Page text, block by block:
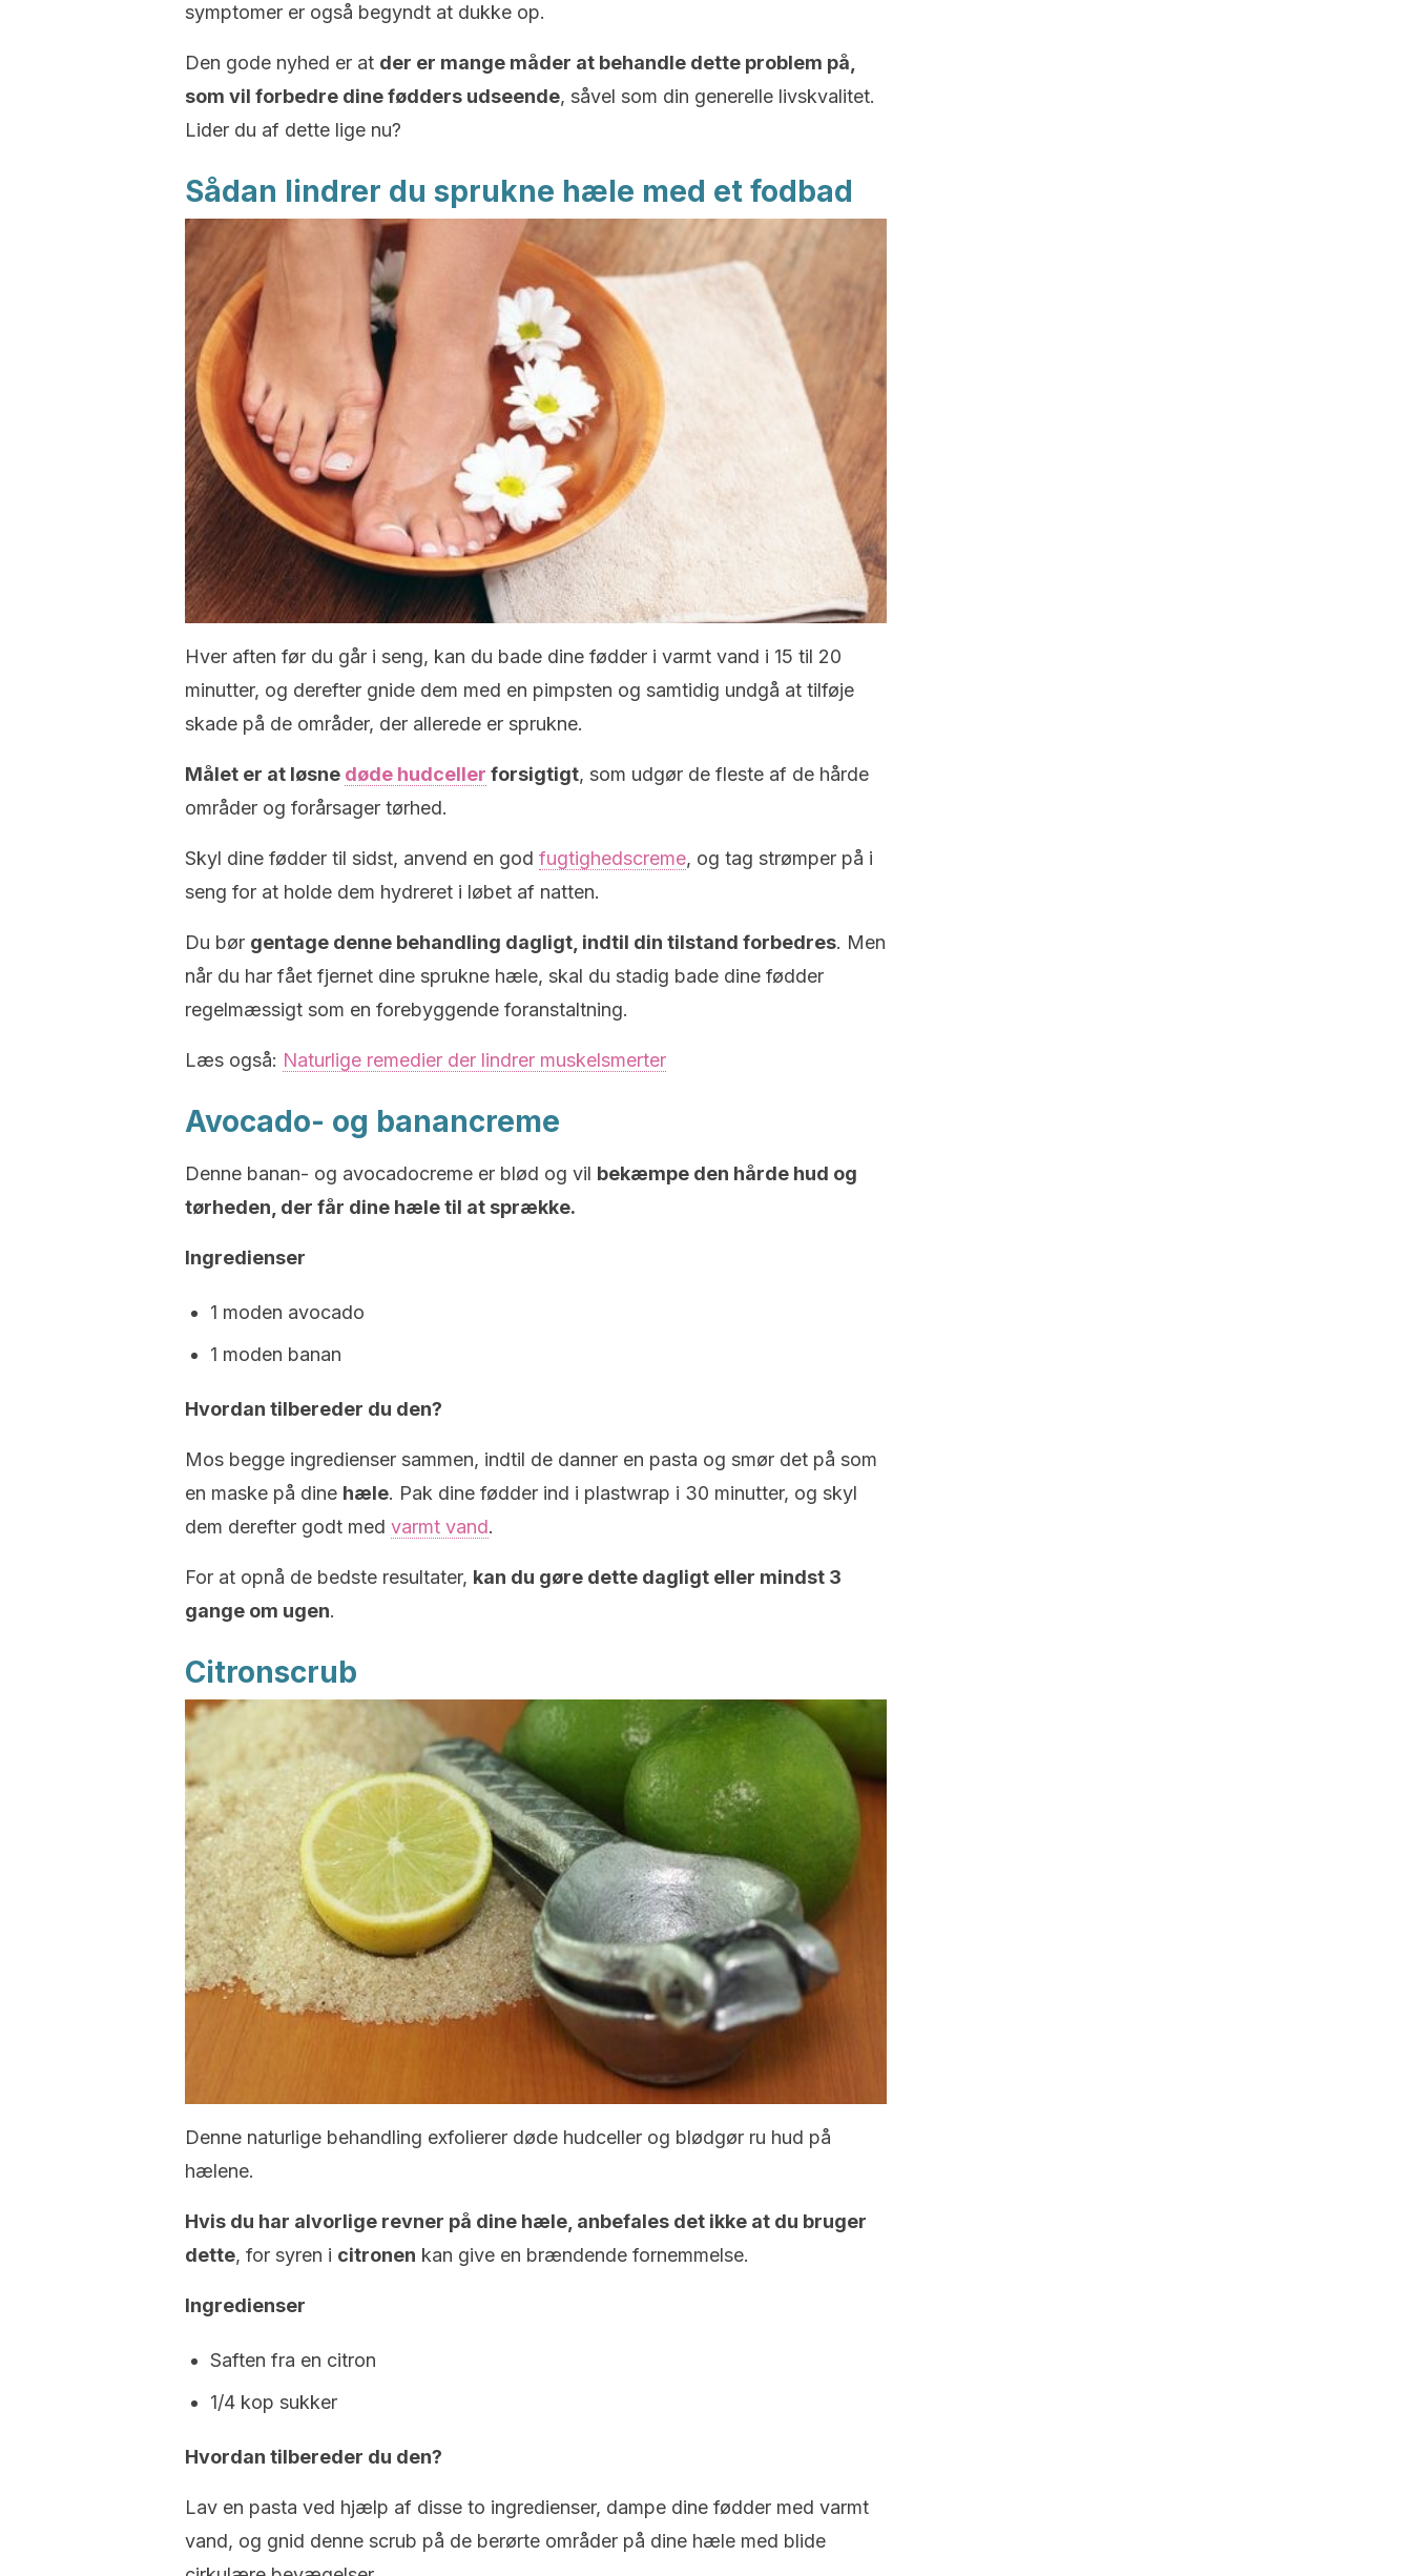
symptomer er også begyndt at dukke op.
Den gode nyhed er at der er mange måder at behandle dette problem på,
som vil forbedre dine fødders udseende, såvel som din generelle livskvalitet.
Lider du af dette lige nu?
Sådan lindrer du sprukne hæle med et fodbad
Hver aften før du går i seng, kan du bade dine fødder i varmt vand i 15 til 20
minutter, og derefter gnide dem med en pimpsten og samtidig undgå at tilføje
skade på de områder, der allerede er sprukne.
Målet er at løsne døde hudceller forsigtigt, som udgør de fleste af de hårde
områder og forårsager tørhed.
Skyl dine fødder til sidst, anvend en god fugtighedscreme, og tag strømper på i
seng for at holde dem hydreret i løbet af natten.
Du bør gentage denne behandling dagligt, indtil din tilstand forbedres. Men
når du har fået fjernet dine sprukne hæle, skal du stadig bade dine fødder
regelmæssigt som en forebyggende foranstaltning.
Læs også: Naturlige remedier der lindrer muskelsmerter
Avocado- og banancreme
Denne banan- og avocadocreme er blød og vil bekæmpe den hårde hud og
tørheden, der får dine hæle til at sprække.
Ingredienser
1 moden avocado
1 moden banan
Hvordan tilbereder du den?
Mos begge ingredienser sammen, indtil de danner en pasta og smør det på som
en maske på dine hæle. Pak dine fødder ind i plastwrap i 30 minutter, og skyl
dem derefter godt med varmt vand.
For at opnå de bedste resultater, kan du gøre dette dagligt eller mindst 3
gange om ugen.
Citronscrub
Denne naturlige behandling exfolierer døde hudceller og blødgør ru hud på
hælene.
Hvis du har alvorlige revner på dine hæle, anbefales det ikke at du bruger
dette, for syren i citronen kan give en brændende fornemmelse.
Ingredienser
Saften fra en citron
1/4 kop sukker
Hvordan tilbereder du den?
Lav en pasta ved hjælp af disse to ingredienser, dampe dine fødder med varmt
vand, og gnid denne scrub på de berørte områder på dine hæle med blide